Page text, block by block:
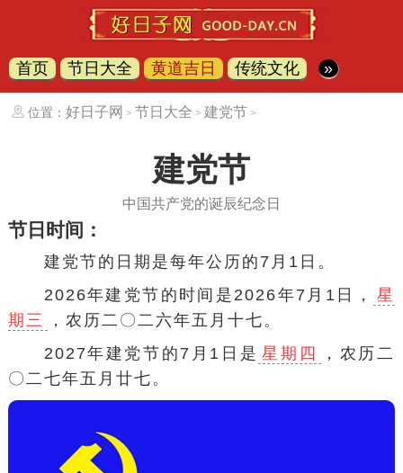
首页 节日大全 黄道吉日 传统文化 »
位置： 好日子网 > 节日大全 > 建党节 >
建党节
中国共产党的诞辰纪念日
节日时间：
建党节的日期是每年公历的7月1日。
2026年建党节的时间是2026年7月1日，
星
期三
，农历二〇二六年五月十七。
2027年建党节的7月1日是 星期四
，农历二
〇二七年五月廿七。